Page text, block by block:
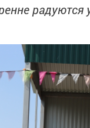
радуются